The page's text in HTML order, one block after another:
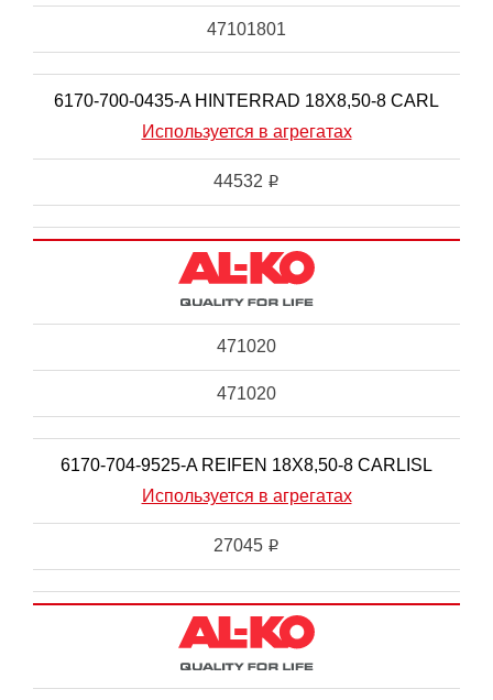
47101801
6170-700-0435-A HINTERRAD 18X8,50-8 CARL
Используется в агрегатах
44532 i
471020
471020
6170-704-9525-A REIFEN 18X8,50-8 CARLISL
Используется в агрегатах
27045 i